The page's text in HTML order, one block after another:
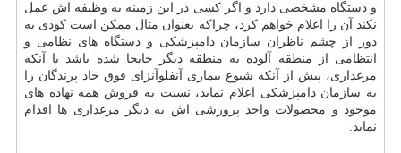
و دستگاه مشخصی دارد و اگر كسی در این زمینه به وظیفه اش عمل
نكند آن را اعلام خواهم كرد، چراكه بعنوان مثال ممكن است كودی به
دور از چشم ناظران سازمان دامپزشكی و دستگاه های نظامی و
انتظامی از منطقه آلوده به منطقه دیگر جابجا شده باشد یا آنكه
مرغداری، پیش از آنكه شیوع بیماری آنفلوآنزای فوق حاد پرندگان را
به سازمان دامپزشكی اعلام نماید، نسبت به فروش همه نهاده های
موجود و محصولات واحد پرورشی اش به دیگر مرغداری ها اقدام
نماید.